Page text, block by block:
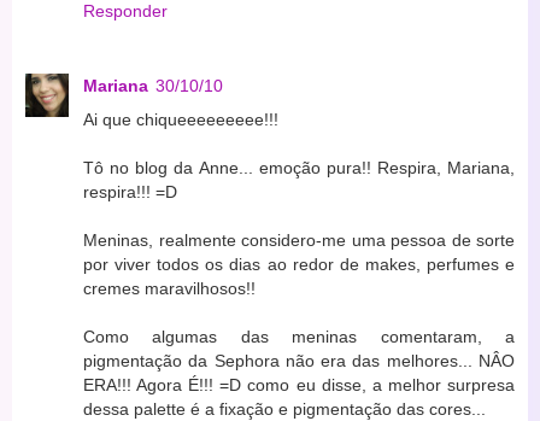
Responder
Mariana 30/10/10
Ai que chiqueeeeeeeee!!!
Tô no blog da Anne... emoção pura!! Respira, Mariana,
respira!!! =D
Meninas, realmente considero-me uma pessoa de sorte
por viver todos os dias ao redor de makes, perfumes e
cremes maravilhosos!!
Como algumas das meninas comentaram, a
pigmentação da Sephora não era das melhores... NÂO
ERA!!! Agora É!!! =D como eu disse, a melhor surpresa
dessa palette é a fixação e pigmentação das cores...